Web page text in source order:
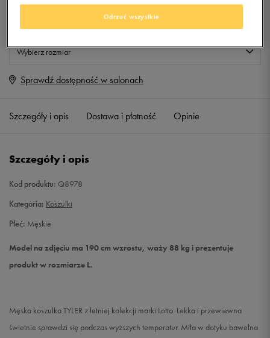
Produkt niedostępny
Jeśli artykuł będzie ponownie dostępny, otrzymasz od nas powiadomienie.
Wybierz rozmiar
S Powiadom o dostępności
M Powiadom o dostępności
XXL Powiadom o dostępności
Sprawdź dostępność w salonach
Szczegóły i opis Dostawa i płatność Opinie
Szczegóły i opis
Kod produktu: Q8978
Kategoria: Koszulki
Płeć: Męskie
Model na zdjęciu ma 190 cm wzrostu, waży 88 kg i prezentuje
produkt w rozmiarze L.
Męska koszulka TYLER z letniej kolekcji marki Lotto. Lekka i przewiewna
świetnie sprawdzi się podczas wyższych temperatur. Miła w dotyku bawełna
Odrzuć wszystkie